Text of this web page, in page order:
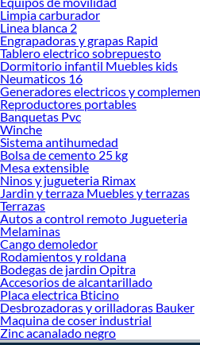
Limpia carburador
Linea blanca 2
Engrapadoras y grapas Rapid
Tablero electrico sobrepuesto
Dormitorio infantil Muebles kids
Neumaticos 16
Generadores electricos y
Reproductores portables
Banquetas Pvc
Winche
Sistema antihumedad
Bolsa de cemento 25 kg
Mesa extensible
Ninos y jugueteria Rimax
Jardin y terraza Muebles y terrazas
Terrazas
Autos a control remoto Jugueteria
Melaminas
Cango demoledor
Rodamientos y roldana
Bodegas de jardin Opitra
Accesorios de alcantarillado
Placa electrica Bticino
Desbrozadoras y orilladoras Bauker
Maquina de coser industrial
Zinc acanalado negro